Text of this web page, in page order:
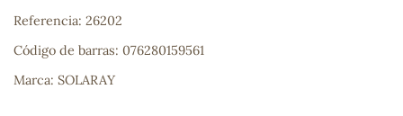
Referencia: 26202
Código de barras: 076280159561
Marca: SOLARAY